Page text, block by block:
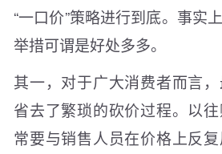
“一口价”策略进行到底。事实
举措可谓是好处多多。
其一，对于广大消费者而言
省去了繁琐的砍价过程。以
常要与销售人员在价格上反